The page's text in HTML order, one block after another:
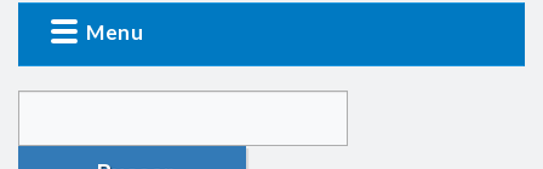
Menu